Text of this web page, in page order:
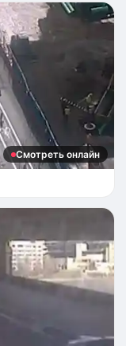
Смотреть онлайн